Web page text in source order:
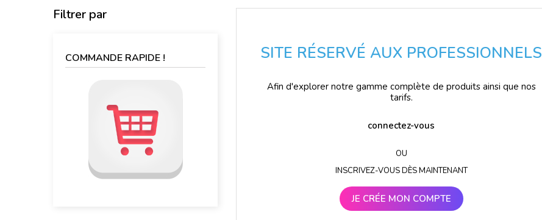
Filtrer par
COMMANDE RAPIDE ! SITE RÉSERVÉ AUX PROFESSIONNELS
Afin d'explorer notre gamme complète de produits ainsi que nos
tarifs.
connectez-vous
OU
INSCRIVEZ-VOUS DÈS MAINTENANT
JE CRÉE MON COMPTE